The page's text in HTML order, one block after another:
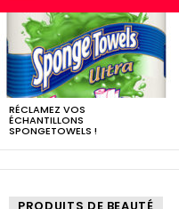
LES
DERNIERS
ÉCHANTILLONS
RÉCLAMEZ VOS
ÉCHANTILLONS
SPONGETOWELS !